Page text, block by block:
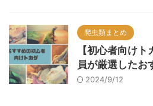
爬虫類まとめ
【初心者向け
員が厳選したお
2024/9/12